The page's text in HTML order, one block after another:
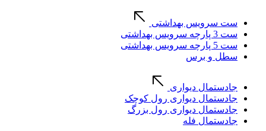
ست سرویس بهداشتی
ست 3 پارچه سرویس بهداشتی
ست 5 پارچه سرویس بهداشتی
سطل و برس
جادستمال دیواری
جادستمال دیواری رول کوچک
جادستمال دیواری رول بزرگ
جادستمال فله